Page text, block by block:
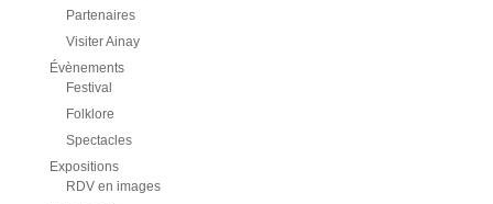
Partenaires
Visiter Ainay
Évènements
Festival
Folklore
Spectacles
Expositions
RDV en images